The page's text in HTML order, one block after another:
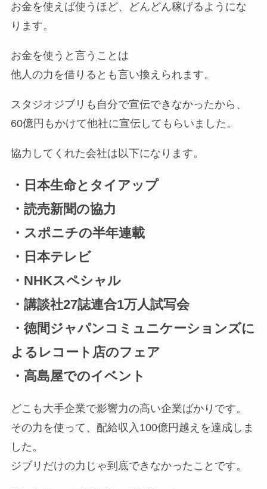
お金を使えば使うほど、どんどん稼げるようにな
ります。
お金を使うと言うことは
他人の力を借りるとも言い換えられます。
スタジオジブリも自分で宣伝できなかったから、
60億円もかけて他社に宣伝してもらいました。
協力してくれた会社は以下になります。
・日本生命とタイアップ
・読売新聞の協力
・スポニチの半年連載
・日本テレビ
・NHKスペシャル
・講談社27誌連合1万人試写会
・徳間ジャパンコミュニケーションズに
よるレコート店のフェア
・高島屋でのイベント
どこも大手企業で影響力の高い企業ばかりです。
その力を使って、配給収入100億円越えを達成しま
した。
ジブリだけの力じゃ到底できなかったことです。